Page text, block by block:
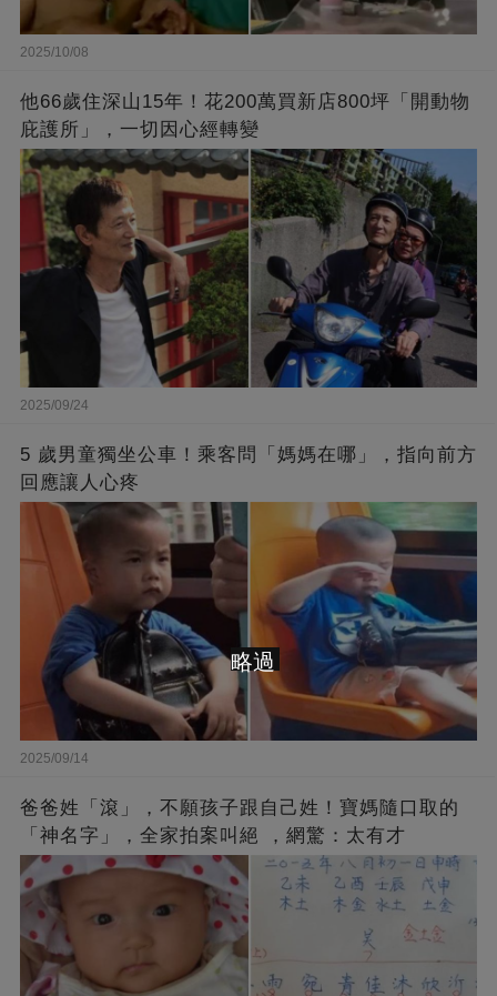
2025/10/08
他66歲住深山15年！花200萬買新店800坪「開動物
庇護所」，一切因心經轉變
2025/09/24
5 歲男童獨坐公車！乘客問「媽媽在哪」，指向前方
回應讓人心疼
2025/09/14
爸爸姓「滾」，不願孩子跟自己姓！寶媽隨口取的
「神名字」，全家拍案叫絕 ，網驚：太有才
略過